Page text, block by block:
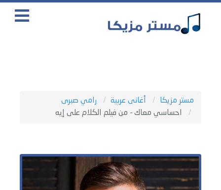
مستر مزيكا أغانى عربية
رامي صبرى
احساسي معاك - من فيلم الكلام على إيه